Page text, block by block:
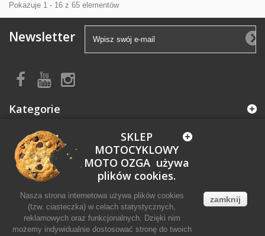
Pokazuje 1 - 16 z 65 elementów
Newsletter
Kategorie
Informacja
Moje konto
Informacja o sklepie
SKLEP
MOTOCYKLOWY
MOTO OZGA używa
plików cookies.
Nasza strona internetowa używa plików cookies
(tzw. ciasteczka) w celach statystycznych,
reklamowych oraz funkcjonalnych. Dzięki nim
możemy indywidualnie dostosować stronę do twoich
zamknij